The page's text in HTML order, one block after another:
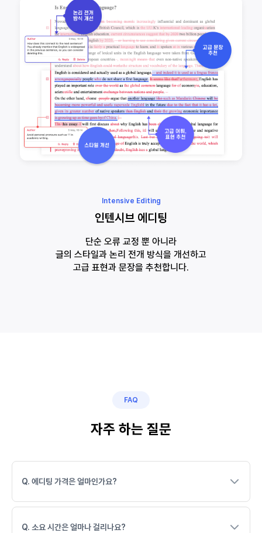
Intensive Editing
인텐시브 에디팅
단순 오류 교정 뿐 아니라
글의 스타일과 논리 전개 방식을 개선하고
고급 표현과 문장을 추천합니다.
FAQ
자주 하는 질문
Q. 에디팅 가격은 얼마인가요?
Q. 소요 시간은 얼마나 걸리나요?